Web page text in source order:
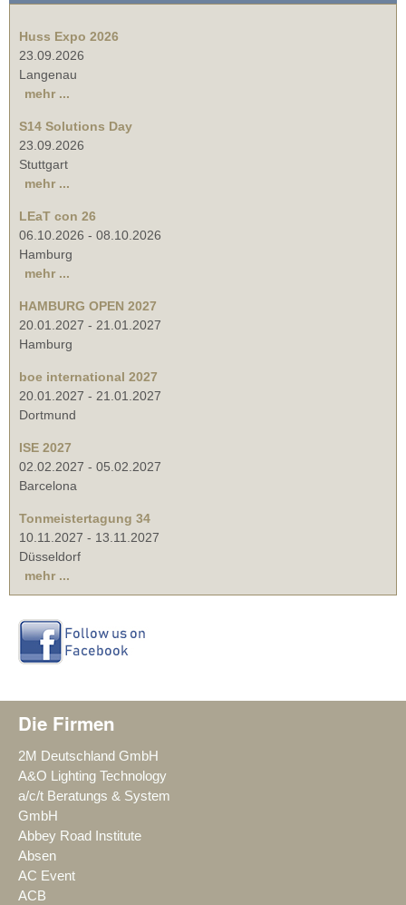
Huss Expo 2026
23.09.2026
Langenau
mehr ...
S14 Solutions Day
23.09.2026
Stuttgart
mehr ...
LEaT con 26
06.10.2026 - 08.10.2026
Hamburg
mehr ...
HAMBURG OPEN 2027
20.01.2027 - 21.01.2027
Hamburg
boe international 2027
20.01.2027 - 21.01.2027
Dortmund
ISE 2027
02.02.2027 - 05.02.2027
Barcelona
Tonmeistertagung 34
10.11.2027 - 13.11.2027
Düsseldorf
mehr ...
Die Firmen
2M Deutschland GmbH
A&O Lighting Technology
a/c/t Beratungs & System
GmbH
Abbey Road Institute
Absen
AC Event
ACB